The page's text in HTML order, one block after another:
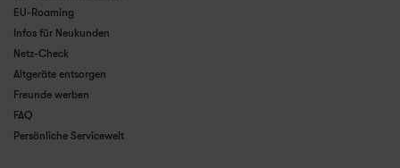
EU-Roaming
Infos für Neukunden
Netz-Check
Altgeräte entsorgen
Freunde werben
FAQ
Persönliche Servicewelt